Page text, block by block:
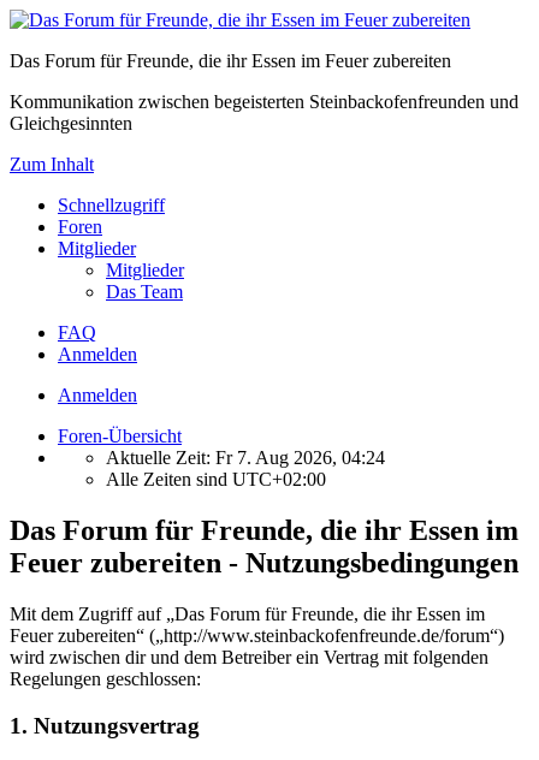
Das Forum für Freunde, die ihr Essen im Feuer zubereiten
Kommunikation zwischen begeisterten Steinbackofenfreunden und
Gleichgesinnten
Zum Inhalt
Schnellzugriff
Foren
Mitglieder
Mitglieder
Das Team
FAQ
Anmelden
Anmelden
Foren-Übersicht
Aktuelle Zeit: Fr 7. Aug 2026, 04:24
Alle Zeiten sind UTC+02:00
Das Forum für Freunde, die ihr Essen im
Feuer zubereiten - Nutzungsbedingungen
Mit dem Zugriff auf „Das Forum für Freunde, die ihr Essen im
Feuer zubereiten“ („http://www.steinbackofenfreunde.de/forum“)
wird zwischen dir und dem Betreiber ein Vertrag mit folgenden
Regelungen geschlossen:
1. Nutzungsvertrag